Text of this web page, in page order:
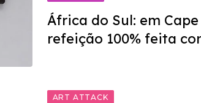
África do Sul: em
refeição 100% feita
ART ATTACK